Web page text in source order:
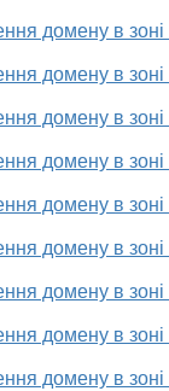
домену в зоні
домену в зоні
домену в зоні
домену в зоні
домену в зоні
домену в зоні
домену в зоні
домену в зоні
домену в зоні